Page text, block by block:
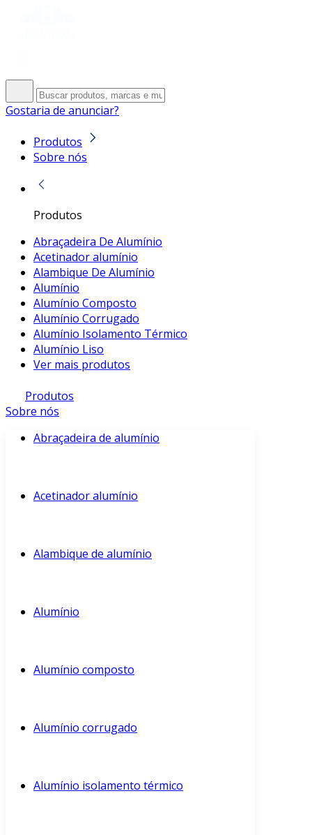
Gostaria de anunciar?
Produtos
Sobre nós
Produtos
Abraçadeira De Alumínio
Acetinador alumínio
Alambique De Alumínio
Alumínio
Alumínio Composto
Alumínio Corrugado
Alumínio Isolamento Térmico
Alumínio Liso
Ver mais produtos
Produtos
Sobre nós
Abraçadeira de alumínio
Acetinador alumínio
Alambique de alumínio
Alumínio
Alumínio composto
Alumínio corrugado
Alumínio isolamento térmico